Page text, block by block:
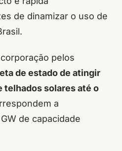
de dinamizar o uso de
pelos
de estado de atingir
telhados solares até o
a
de capacidade